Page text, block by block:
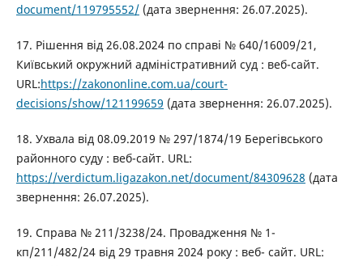
document/119795552/(дата звернення: 26.07.2025).
17. Рішення від 26.08.2024 по справі № 640/16009/21,
Київський окружний адміністративний суд : веб-сайт.
URL:https://zakononline.com.ua/court-
decisions/show/121199659 (дата звернення: 26.07.2025).
18. Ухвала від 08.09.2019 № 297/1874/19 Берегівського
районного суду : веб-сайт. URL:
https://verdictum.ligazakon.net/document/84309628 (дата
звернення: 26.07.2025).
19. Справа № 211/3238/24. Провадження № 1-
кп/211/482/24 від 29 травня 2024 року : веб- сайт. URL: